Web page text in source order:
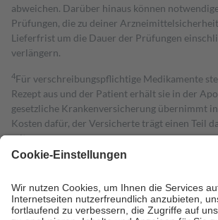
abweichen. Darüber hinaus können
Prüfungen, die zu deiner
Lieferfrist um die Dauer der Prüfungen
verlängern.
4Für verschreibungspflichtige Medikamente
Rezept aus und der Patient erhält sie in der
gesetzliche Krankenversicherung übernimmt
Kosten dafür, der Versicherte trägt einen Teil
mit.
Grundsätzlich leisten Mitglieder Zuzahlungen in
höchstens zehn Euro.
Es sind jedoch nie mehr
Kosten der Leistung zu entrichten.
Diese Regeln gelten grundsätzlich auch für